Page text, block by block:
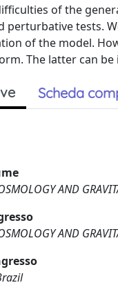
of the
perturbative tests.
of the model.
The latter can
Scheda
AND
AND